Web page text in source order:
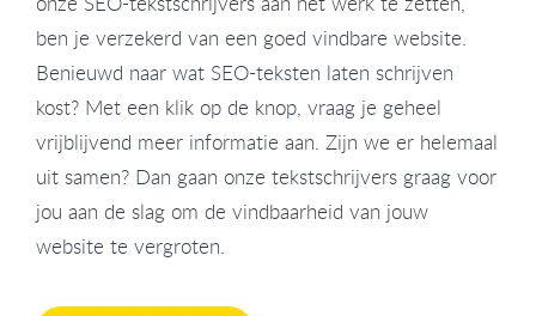
ben je verzekerd van een goed vindbare website.
Benieuwd naar wat SEO-teksten laten schrijven
kost? Met een klik op de knop, vraag je geheel
vrijblijvend meer informatie aan. Zijn we er helemaal
uit samen? Dan gaan onze tekstschrijvers graag voor
jou aan de slag om de vindbaarheid van jouw
website te vergroten.